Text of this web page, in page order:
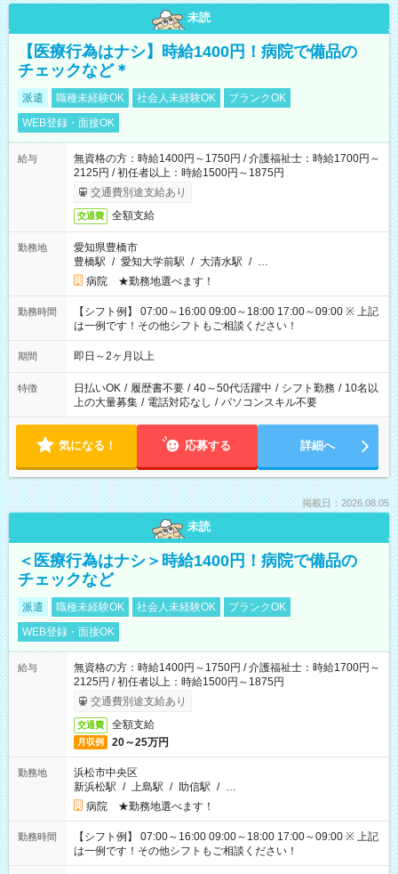
未読
【医療行為はナシ】時給1400円！病院で備品の
チェックなど＊
派遣 職種未経験OK 社会人未経験OK
ブランクOK
WEB登録・面接OK
給与
無資格の方：時給1400円～1750円 / 介護福祉士：時給1700円～
2125円 / 初任者以上：時給1500円～1875円
交通費別途支給あり
交通費 全額支給
勤務地
愛知県豊橋市
豊橋駅 / 愛知大学前駅 / 大清水駅 / …
病院 ★勤務地選べます！
勤務時間
【シフト例】 07:00～16:00 09:00～18:00 17:00～09:00 ※ 上記
は一例です！その他シフトもご相談ください！
期間 即日～2ヶ月以上
特徴 日払いOK / 履歴書不要 / 40～50代活躍中 / シフト勤務 / 10名以
上の大量募集 / 電話対応なし / パソコンスキル不要
気になる！ 応募する 詳細へ
掲載日：2026.08.05
未読
＜医療行為はナシ＞時給1400円！病院で備品の
チェックなど
派遣 職種未経験OK 社会人未経験OK
ブランクOK
WEB登録・面接OK
給与
無資格の方：時給1400円～1750円 / 介護福祉士：時給1700円～
2125円 / 初任者以上：時給1500円～1875円
交通費別途支給あり
交通費 全額支給
月収例 20～25万円
勤務地
浜松市中央区
新浜松駅 / 上島駅 / 助信駅 / …
病院 ★勤務地選べます！
勤務時間
【シフト例】 07:00～16:00 09:00～18:00 17:00～09:00 ※ 上記
は一例です！その他シフトもご相談ください！